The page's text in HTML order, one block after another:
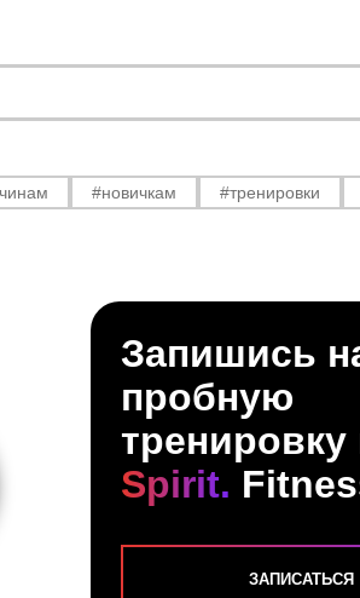
#новичкам #тренировки
СВЕТЛАНА
групповых программ
Запишись
пробную
тренировку
Spirit.
ЗАПИСАТЬСЯ